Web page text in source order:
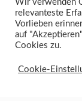
Wir verwenden
relevanteste
Vorlieben
auf
Cookies zu.
Cookie-